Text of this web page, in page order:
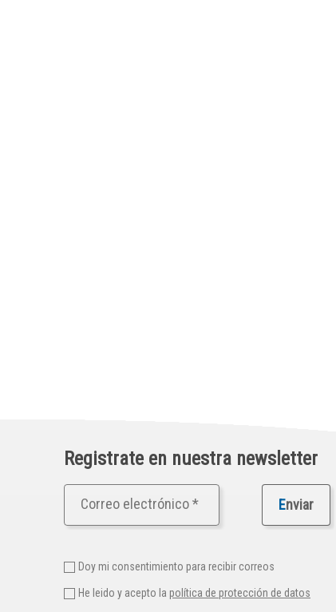
Registrate en nuestra newsletter
Enviar
Doy mi consentimiento para recibir correos
He leido y acepto la política de protección de datos